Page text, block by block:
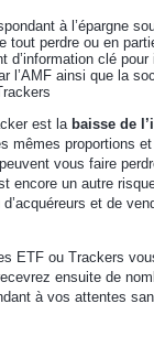
à l’épargne
tout perdre ou en
d’information clé pour
l’AMF ainsi que la
est la baisse de
mêmes proportions
vous faire
encore un autre
et de
ETF ou Trackers
ensuite de
à vos attentes